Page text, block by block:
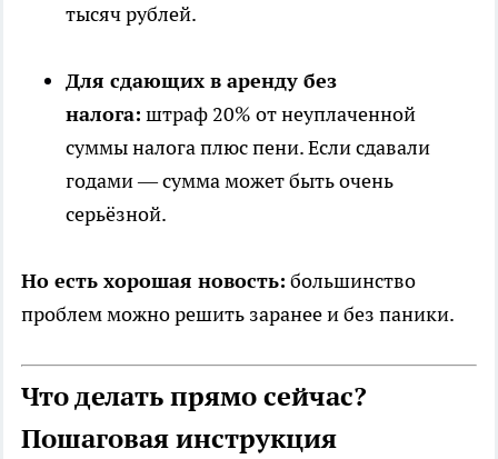
тысяч рублей.
Для сдающих в аренду без
налога: штраф 20% от неуплаченной
суммы налога плюс пени. Если сдавали
годами — сумма может быть очень
серьёзной.
Но есть хорошая новость: большинство
проблем можно решить заранее и без паники.
Что делать прямо сейчас?
Пошаговая инструкция